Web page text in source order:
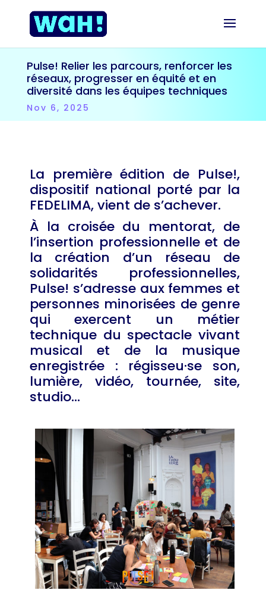
Pulse! Relier les parcours, renforcer les
réseaux, progresser en équité et en
diversité dans les équipes techniques
Nov 6, 2025
La première édition de Pulse!,
dispositif national porté par la
FEDELIMA, vient de s’achever.
À la croisée du mentorat, de
l’insertion professionnelle et de
la création d’un réseau de
solidarités professionnelles,
Pulse! s’adresse aux femmes et
personnes minorisées de genre
qui exercent un métier
technique du spectacle vivant
musical et de la musique
enregistrée : régisseu·se son,
lumière, vidéo, tournée, site,
studio…